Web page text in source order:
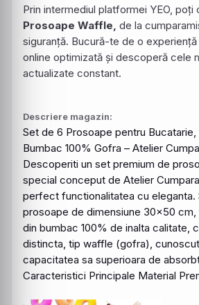
Prin intermediul platformei YEO, poți
Prosoape Waffle, de la
siguranță. Bucură-te de o
online optimizată și descoperă cele
actualizate constant.
Descriere magazin:
Set de 6 Prosoape pentru Bucatarie
Bumbac 100% Gofra – Atelier
Descoperiti un set premium de
special conceput de Atelier
perfect functionalitatea cu eleganta.
prosoape de dimensiune 30x50
din bumbac 100% de inalta calitate,
distincta, tip waffle (gofra),
capacitatea sa superioara de
Caracteristici Principale Material